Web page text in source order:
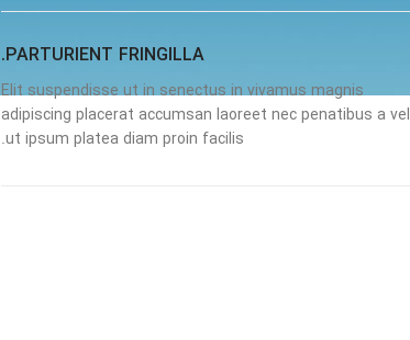
PARTURIENT FRINGILLA.
Elit suspendisse ut in senectus in vivamus magnis
adipiscing placerat accumsan laoreet nec penatibus a vel
ut ipsum platea diam proin facilis.